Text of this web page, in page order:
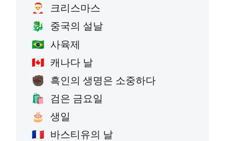
🎅 크리스마스
🐉 중국의 설날
🇧🇷 사육제
🇨🇦 캐나다 날
✊🏿 흑인의 생명은 소중하다
🛍️ 검은 금요일
🎂 생일
🇫🇷 바스티유의 날